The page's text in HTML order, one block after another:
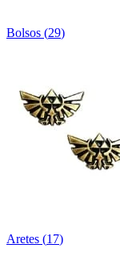
Bolsos (29)
Aretes (17)